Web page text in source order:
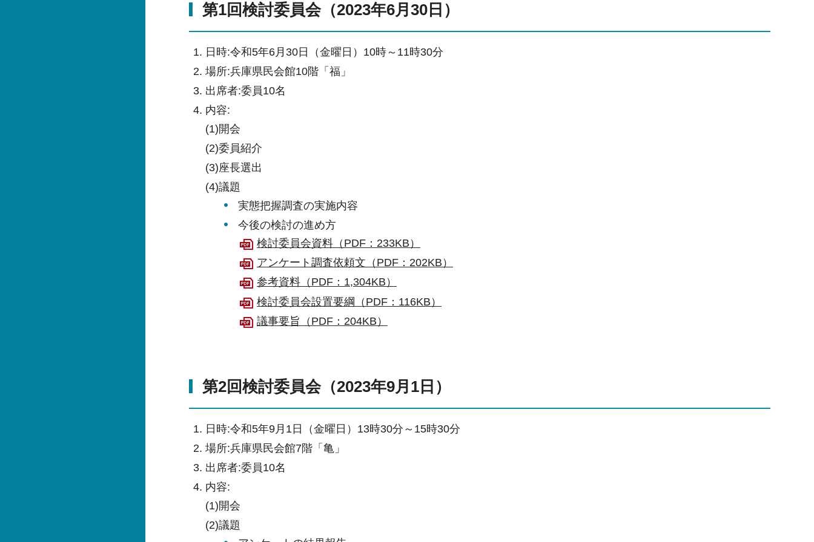
第1回検討委員会（2023年6月30日）
日時:令和5年6月30日（金曜日）10時～11時30分
場所:兵庫県民会館10階「福」
出席者:委員10名
内容:
(1)開会
(2)委員紹介
(3)座長選出
(4)議題
実態把握調査の実施内容
今後の検討の進め方
検討委員会資料（PDF：233KB）
アンケート調査依頼文（PDF：202KB）
参考資料（PDF：1,304KB）
検討委員会設置要綱（PDF：116KB）
議事要旨（PDF：204KB）
第2回検討委員会（2023年9月1日）
日時:令和5年9月1日（金曜日）13時30分～15時30分
場所:兵庫県民会館7階「亀」
出席者:委員10名
内容:
(1)開会
(2)議題